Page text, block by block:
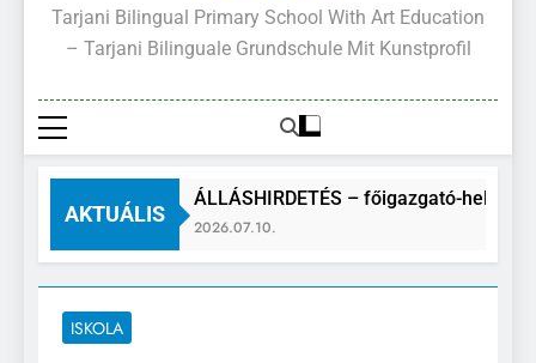
Tarjani Bilingual Primary School With Art Education
– Tarjani Bilinguale Grundschule Mit Kunstprofil
AKTUÁLIS
ÁLLÁSHIRDETÉS – főigazgató-helyettes
2026.07.10.
ISKOLA